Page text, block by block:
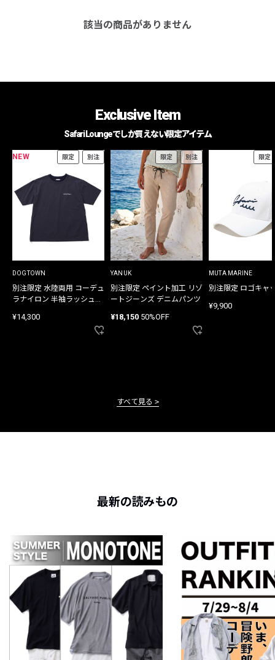
該当の商品がありません
Exclusive Item
Safari Loungeでしか買えない限定アイテム
NEW 限定 別注
DOGTOWN
別注限定 水陸両用 コーデュ
ラナイロン 半袖ラッシュガ
¥14,300
限定 別注
YANUK
別注限定 ペイント加工 リゾ
ートジーンズ デニムパンツ
¥18,150 50%OFF
限定
MUTA MARINE
別注限定 ロゴキャ
¥9,900
すべて見る
最新の読みもの